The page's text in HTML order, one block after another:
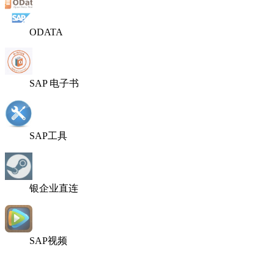
ODATA
SAP 电子书
SAP工具
银企业直连
SAP视频